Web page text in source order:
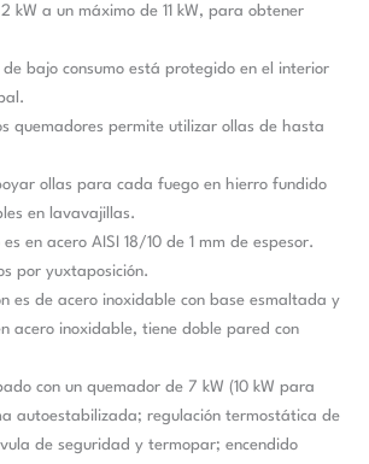
kW a un máximo de 11 kW, para obtener
bajo consumo está protegido en el interior
quemadores permite utilizar ollas de hasta
ollas para cada fuego en hierro fundido
en lavavajillas.
en acero AISI 18/10 de 1 mm de espesor.
por yuxtaposición.
es de acero inoxidable con base esmaltada y
acero inoxidable, tiene doble pared con
con un quemador de 7 kW (10 kW para
autoestabilizada; regulación termostática de
de seguridad y termopar; encendido